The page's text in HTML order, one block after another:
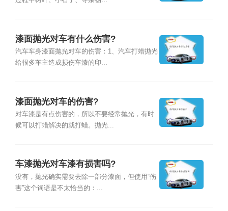
漆面抛光对车有什么伤害?
汽车车身漆面抛光对车的伤害：1、汽车打蜡抛光
给很多车主造成损伤车漆的印...
漆面抛光对车的伤害?
对车漆是有点伤害的，所以不要经常抛光，有时
候可以打蜡解决的就打蜡。抛光...
车漆抛光对车漆有损害吗?
没有，抛光确实需要去除一部分漆面，但使用“伤
害”这个词语是不太恰当的：...